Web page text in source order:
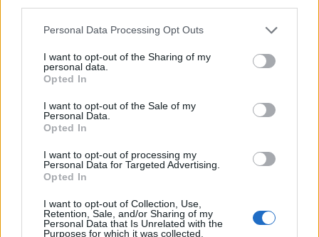
Please note that this website/app uses one or more Google
not limited to your visit or usage behaviour. You may click to
grant or deny consent to Google and its third-party tags to
use your data for below specified purposes in below Google
consent section.
Personal Data Processing Opt Outs
I want to opt-out of the Sharing of my
personal data.
Opted In
I want to opt-out of the Sale of my
Personal Data.
Opted In
I want to opt-out of processing my
Personal Data for Targeted Advertising.
Opted In
I want to opt-out of Collection, Use,
Retention, Sale, and/or Sharing of my
Personal Data that Is Unrelated with the
Purposes for which it was collected.
Entra nel canale telegram di
GalluraOggi.it
daGoogle News
Condividi l'articolo